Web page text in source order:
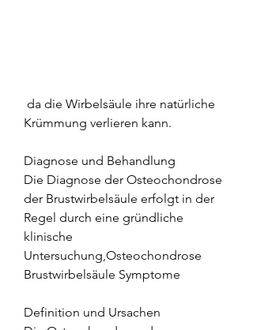
Krümmung verlieren kann.
Diagnose und Behandlung
Die Diagnose der Osteochondrose
der Brustwirbelsäule erfolgt in der
Regel durch eine gründliche
klinische
Untersuchung,Osteochondrose
Brustwirbelsäule Symptome
Definition und Ursachen